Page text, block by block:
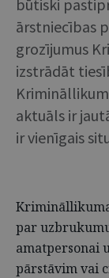
būtiski
ārstniecības
grozījumus
izstrādāt
aktuāls ir
ir vienīgais
par
amatpersonai
pārstāvim vai